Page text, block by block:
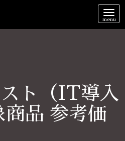
N
a
v
n
ト（IT導入
品 参考価